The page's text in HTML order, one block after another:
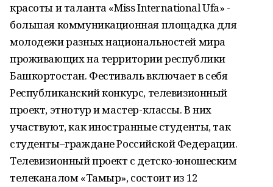
красоты и таланта «Miss International Ufa» -
большая коммуникационная площадка для
молодежи разных национальностей мира
проживающих на территории республики
Башкортостан. Фестиваль включает в себя
Республиканский конкурс, телевизионный
проект, этнотур и мастер-классы. В них
участвуют, как иностранные студенты, так
студенты–граждане Российской Федерации.
Телевизионный проект с детско-юношеским
телеканалом «Тамыр», состоит из 12